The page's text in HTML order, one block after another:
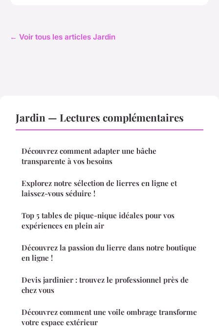
← Voir tous les articles Jardin
Jardin — Lectures complémentaires
Découvrez comment adapter une bâche
transparente à vos besoins
Explorez notre sélection de lierres en ligne et
laissez-vous séduire !
Top 5 tables de pique-nique idéales pour vos
expériences en plein air
Découvrez la passion du lierre dans notre boutique
en ligne !
Devis jardinier : trouvez le professionnel près de
chez vous
Découvrez comment une voile ombrage transforme
votre espace extérieur